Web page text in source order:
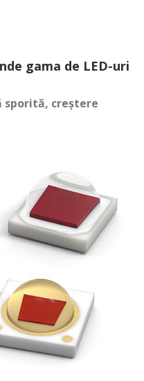
gama de LED-uri
sporită, creștere